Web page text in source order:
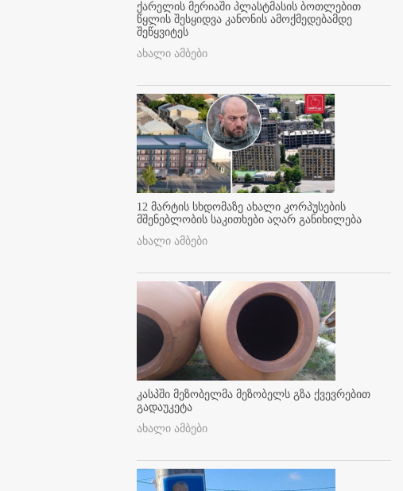
ქარელის მერიაში პლასტმასის ბოთლებით
წყლის შესყიდვა კანონის ამოქმედებამდე
შეწყვიტეს
ახალი ამბები
12 მარტის სხდომაზე ახალი კორპუსების
მშენებლობის საკითხები აღარ განიხილება
ახალი ამბები
კასპში მეზობელმა მეზობელს გზა ქვევრებით
გადაუკეტა
ახალი ამბები